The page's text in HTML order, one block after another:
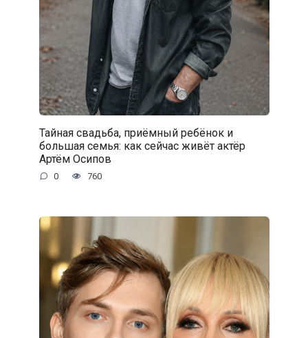
Тайная свадьба, приёмный ребёнок и
большая семья: как сейчас живёт актёр
Артём Осипов
0 760